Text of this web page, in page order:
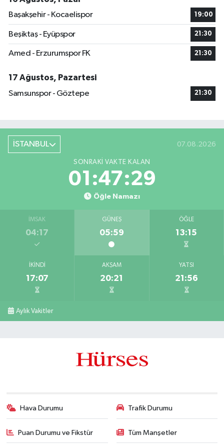
Başakşehir - Kocaelispor
19:00
Beşiktaş - Eyüpspor 21:30
Amed - Erzurumspor FK 21:30
17 Ağustos, Pazartesi
Samsunspor - Göztepe
21:30
İSTANBUL 07.08.2026
SONRAKI VAKTE KALAN
01:47:29
Öğle Namazı
İMSAK
04:17
GÜNEŞ
05:59
ÖĞLE
13:15
İKINDI
17:07
AKŞAM
20:21
YATSI
21:56
Aylık Vakitler
Hava Durumu Trafik Durumu
Puan Durumu ve Fikstür Tüm Manşetler